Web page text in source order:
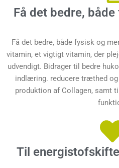
Få det bedre,
Få det bedre, både fysisk og
vitamin, et vigtigt vitamin, der
udvendigt. Bidrager til bedre
indlæring. reducere træthed
produktion af Collagen, samt
Til